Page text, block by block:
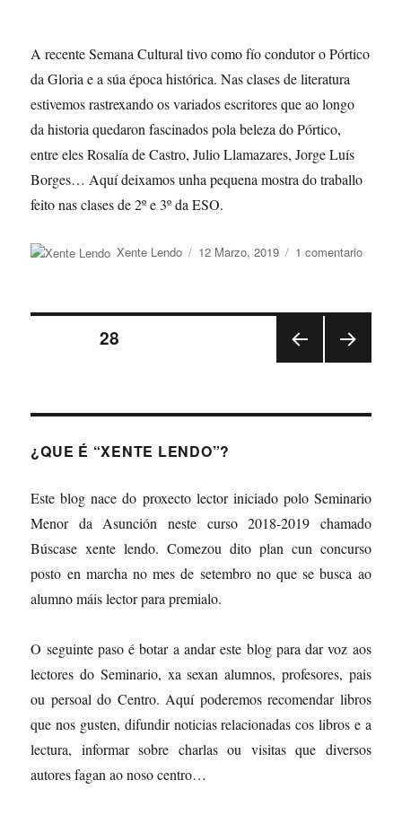
A recente Semana Cultural tivo como fío condutor o Pórtico
da Gloria e a súa época histórica. Nas clases de literatura
estivemos rastrexando os variados escritores que ao longo
da historia quedaron fascinados pola beleza do Pórtico,
entre eles Rosalía de Castro, Julio Llamazares, Jorge Luís
Borges… Aquí deixamos unha pequena mostra do traballo
feito nas clases de 2º e 3º da ESO.
Autor
Xente Lendo
Publicado
12 Marzo, 2019 1 comentarioen
Navegación
entradas
ERIO
PÁXINA28
UINT
¿QUE É “XENTE LENDO”?
Este blog nace do proxecto lector iniciado polo Seminario
Menor da Asunción neste curso 2018-2019 chamado
Búscase xente lendo. Comezou dito plan cun concurso
posto en marcha no mes de setembro no que se busca ao
alumno máis lector para premialo.
O seguinte paso é botar a andar este blog para dar voz aos
lectores do Seminario, xa sexan alumnos, profesores, pais
ou persoal do Centro. Aquí poderemos recomendar libros
que nos gusten, difundir noticias relacionadas cos libros e a
lectura, informar sobre charlas ou visitas que diversos
autores fagan ao noso centro…